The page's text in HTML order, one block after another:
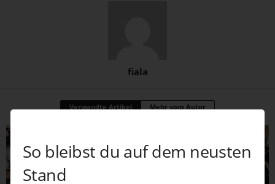
fiala
Verwandte Artikel Mehr vom Autor
So bleibst du auf dem neusten
Stand